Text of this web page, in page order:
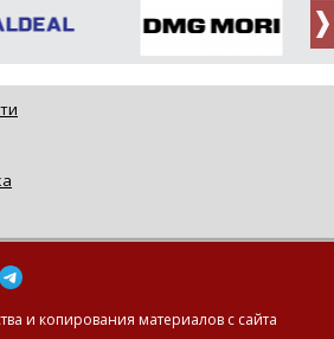
и копирования материалов с сайта